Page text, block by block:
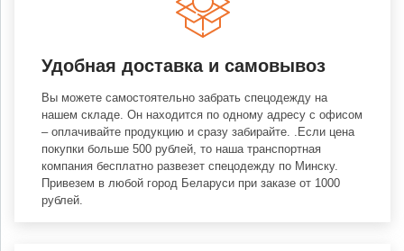
Удобная доставка и самовывоз
Вы можете самостоятельно забрать спецодежду на
нашем складе. Он находится по одному адресу с офисом
– оплачивайте продукцию и сразу забирайте. .Если цена
покупки больше 500 рублей, то наша транспортная
компания бесплатно развезет спецодежду по Минску.
Привезем в любой город Беларуси при заказе от 1000
рублей.